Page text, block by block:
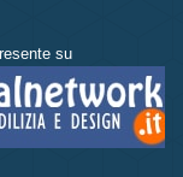
su